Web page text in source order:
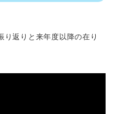
り返りと来年度以降の在り